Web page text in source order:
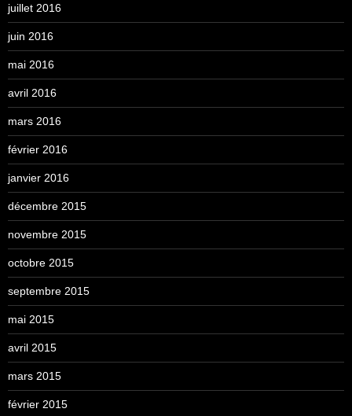
juillet 2016
juin 2016
mai 2016
avril 2016
mars 2016
février 2016
janvier 2016
décembre 2015
novembre 2015
octobre 2015
septembre 2015
mai 2015
avril 2015
mars 2015
février 2015